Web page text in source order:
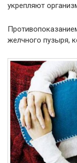
укрепляют
желчного пузыря,